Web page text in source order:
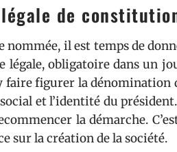
de
nommée, il est temps de
légale, obligatoire dans un
figurer la dénomination
et l’identité du président.
la démarche.
sur la création de la société.